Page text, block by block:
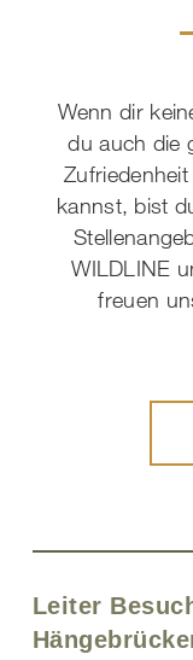
Wenn dir
du auch die
kannst, bist
WILDLINE
freuen
Leiter